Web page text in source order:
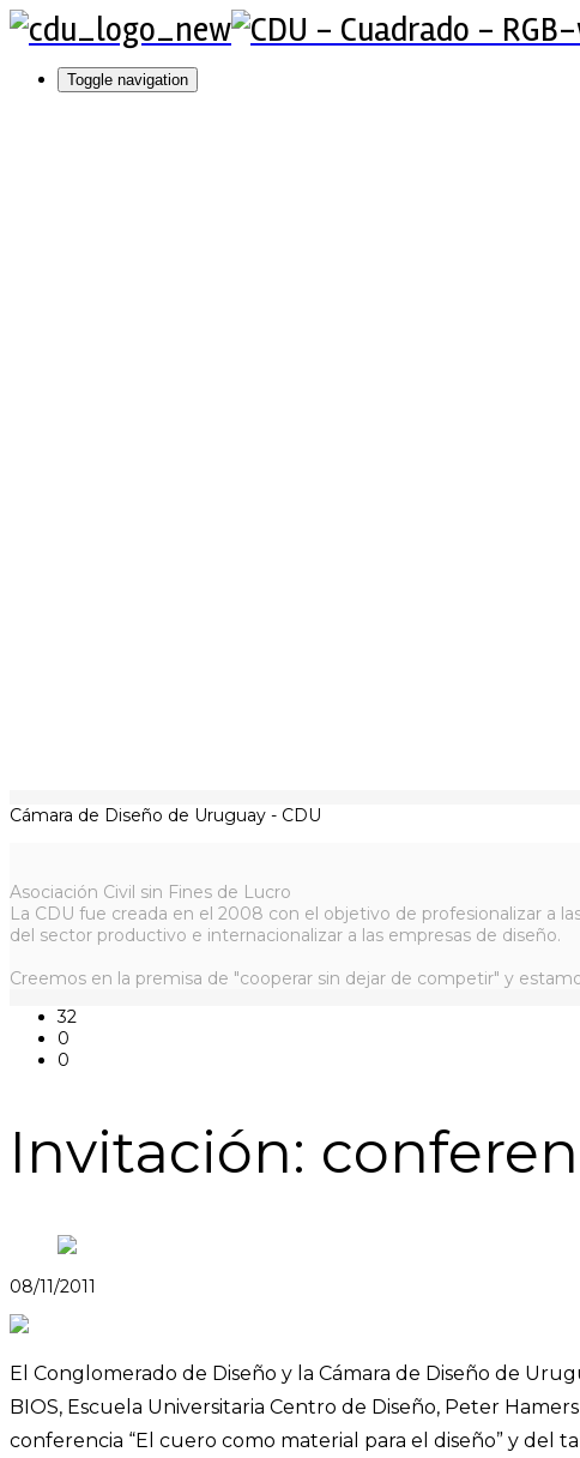
Toggle navigation
Cámara de Diseño de Uruguay - CDU
Asociación Civil sin Fines de Lucro
La CDU fue creada en el 2008 con el objetivo de profesionalizar a
del sector productivo e internacionalizar a las empresas de diseño.
Creemos en la premisa de "cooperar sin dejar de competir" y
32
0
0
Invitación:
08/11/2011
El Conglomerado de Diseño y la Cámara de Diseño de
BIOS, Escuela Universitaria Centro de Diseño, Peter
conferencia “El cuero como material para el diseño” y del